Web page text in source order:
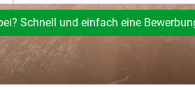
Schnell und einfach eine